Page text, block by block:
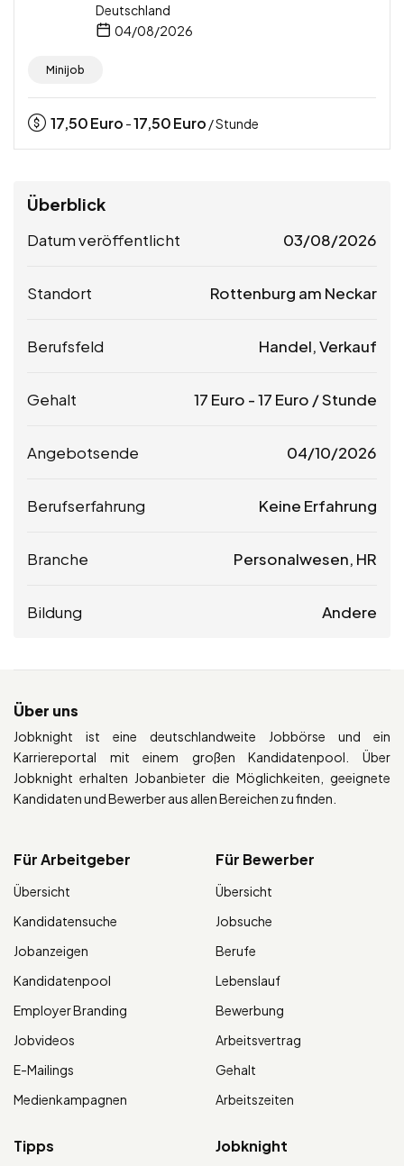
Deutschland
04/08/2026
Minijob
17,50Euro -17,50Euro / Stunde
Überblick
Datum veröffentlicht 03/08/2026
Standort Rottenburg am Neckar
Berufsfeld Handel, Verkauf
Gehalt 17 Euro -17 Euro / Stunde
Angebotsende 04/10/2026
Berufserfahrung Keine Erfahrung
Branche Personalwesen, HR
Bildung Andere
Über uns
Jobknight ist eine deutschlandweite Jobbörse und ein
Karriereportal mit einem großen Kandidatenpool. Über
Jobknight erhalten Jobanbieter die Möglichkeiten, geeignete
Kandidaten und Bewerber aus allen Bereichen zu finden.
Für Arbeitgeber
Übersicht
Kandidatensuche
Jobanzeigen
Kandidatenpool
Employer Branding
Jobvideos
E-Mailings
Medienkampagnen
Für Bewerber
Übersicht
Jobsuche
Berufe
Lebenslauf
Bewerbung
Arbeitsvertrag
Gehalt
Arbeitszeiten
Tipps Jobknight